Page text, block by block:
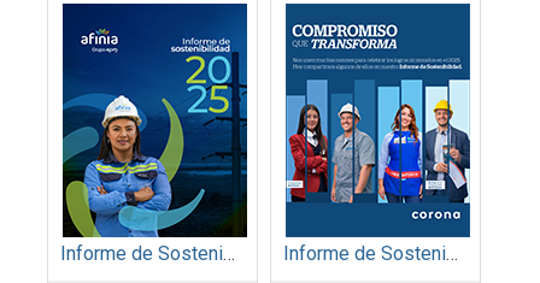
Informe de Sostenibilidad 2025: Afinia filial del Grupo EPM Informe de Sostenibilidad 2025: Organización Corona